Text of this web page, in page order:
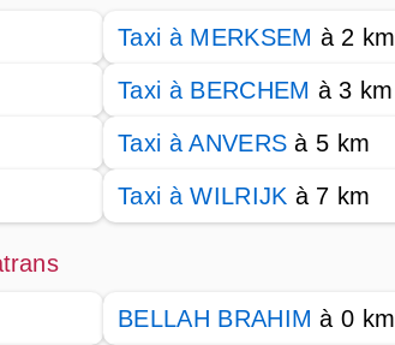
Taxi à MERKSEM à 2 km
Taxi à BERCHEM à 3 km
Taxi à ANVERS à 5 km
Taxi à WILRIJK à 7 km
BELLAH BRAHIM à 0 km